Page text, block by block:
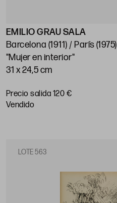
EMILIO GRAU SALA
Barcelona (1911) / París (1975)
"Mujer en interior"
31 x 24,5 cm
Precio salida 120 €
vendido
LOTE 563